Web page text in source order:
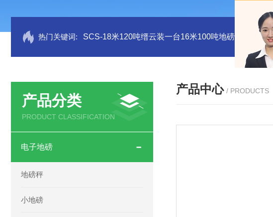
热门关键词: SCS-18米120吨缙云装一台16米100吨地磅多少钱？
产品分类
PRODUCT CLASSIFICATION
电子地磅
地磅秤
小地磅
产品中心 / PRODUCTS